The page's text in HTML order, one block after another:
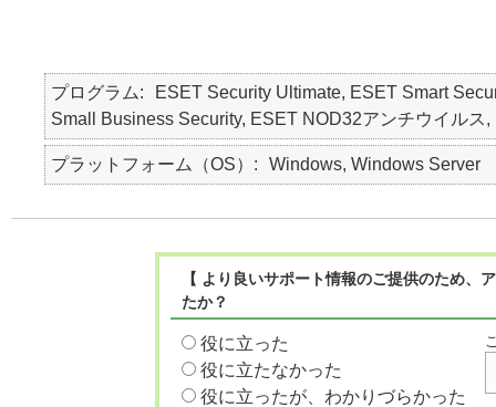
プログラム
ESET Security Ultimate, ESET Smart
Small Business Security, ESET NOD32アンチウイルス
プラットフォーム（OS） Windows, Windows Server
【 より良いサポート情報のご提供のため
たか？
役に立った
役に立たなかった
役に立ったが、わかりづらかった